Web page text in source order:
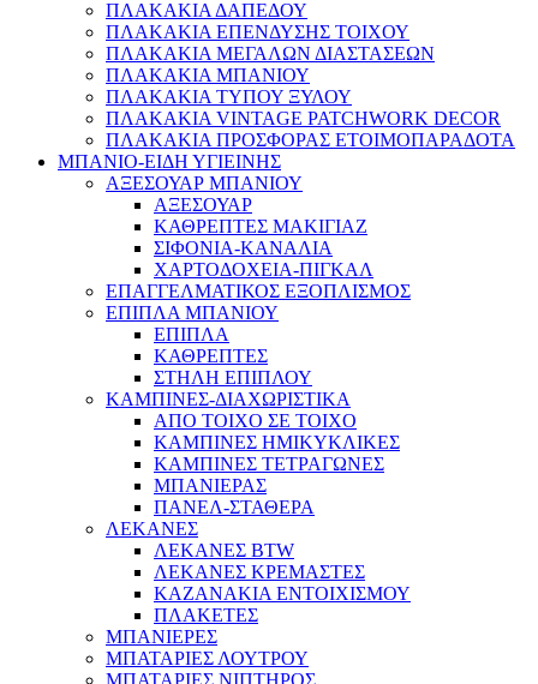
ΠΛΑΚΑΚΙΑ ΔΑΠΕΔΟΥ
ΠΛΑΚΑΚΙΑ ΕΠΕΝΔΥΣΗΣ ΤΟΙΧΟΥ
ΠΛΑΚΑΚΙΑ ΜΕΓΑΛΩΝ ΔΙΑΣΤΑΣΕΩΝ
ΠΛΑΚΑΚΙΑ ΜΠΑΝΙΟΥ
ΠΛΑΚΑΚΙΑ ΤΥΠΟΥ ΞΥΛΟΥ
ΠΛΑΚΑΚΙΑ VINTAGE PATCHWORK DECOR
ΠΛΑΚΑΚΙΑ ΠΡΟΣΦΟΡΑΣ ΕΤΟΙΜΟΠΑΡΑΔΟΤΑ
ΜΠΑΝΙΟ-ΕΙΔΗ ΥΓΙΕΙΝΗΣ
ΑΞΕΣΟΥΑΡ ΜΠΑΝΙΟΥ
ΑΞΕΣΟΥΑΡ
ΚΑΘΡΕΠΤΕΣ ΜΑΚΙΓΙΑΖ
ΣΙΦΟΝΙΑ-ΚΑΝΑΛΙΑ
ΧΑΡΤΟΔΟΧΕΙΑ-ΠΙΓΚΑΛ
ΕΠΑΓΓΕΛΜΑΤΙΚΟΣ ΕΞΟΠΛΙΣΜΟΣ
ΕΠΙΠΛΑ ΜΠΑΝΙΟΥ
ΕΠΙΠΛΑ
ΚΑΘΡΕΠΤΕΣ
ΣΤΗΛΗ ΕΠΙΠΛΟΥ
ΚΑΜΠΙΝΕΣ-ΔΙΑΧΩΡΙΣΤΙΚΑ
ΑΠΟ ΤΟΙΧΟ ΣΕ ΤΟΙΧΟ
ΚΑΜΠΙΝΕΣ ΗΜΙΚΥΚΛΙΚΕΣ
ΚΑΜΠΙΝΕΣ ΤΕΤΡΑΓΩΝΕΣ
ΜΠΑΝΙΕΡΑΣ
ΠΑΝΕΛ-ΣΤΑΘΕΡΑ
ΛΕΚΑΝΕΣ
ΛΕΚΑΝΕΣ BTW
ΛΕΚΑΝΕΣ ΚΡΕΜΑΣΤΕΣ
ΚΑΖΑΝΑΚΙΑ ΕΝΤΟΙΧΙΣΜΟΥ
ΠΛΑΚΕΤΕΣ
ΜΠΑΝΙΕΡΕΣ
ΜΠΑΤΑΡΙΕΣ ΛΟΥΤΡΟΥ
ΜΠΑΤΑΡΙΕΣ ΝΙΠΤΗΡΟΣ